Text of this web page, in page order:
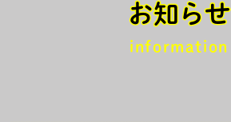
お知らせ
information